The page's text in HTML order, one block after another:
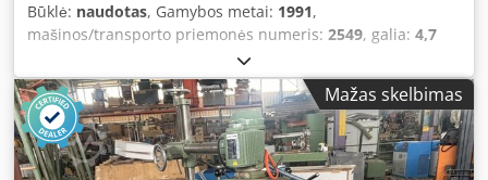
Būklė: naudotas, Gamybos metai: 1991,
mašinos/transporto priemonės numeris: 2549, galia: 4,7
, įėjimo įtampa:380 V
įėjimo dažnis:50 Hz, ašies skersmuo:30 mm, pavaros
tipas:vadovas, PANHANS TYPE 250 Fixed Spindle Moulder
Used Machine Machine No.: 2549, Year: 1991 Article
number: JA_G260503 Description Spindle diameter: 30 mm
Height adjustment: 120 mm Interchangeable spindle: MK 5
Mažas skelbimas